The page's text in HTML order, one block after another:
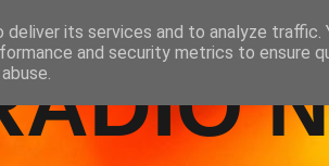
its services and to analyze traffic.
and security metrics to ensure